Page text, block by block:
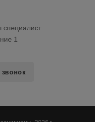
специалист
1